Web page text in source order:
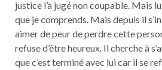
justice l’a jugé non coupable. Mais
que je comprends. Mais depuis il
aimer de peur de perdre cette
refuse d’être heureux. Il cherche à
que c’est terminé avec lui car il se